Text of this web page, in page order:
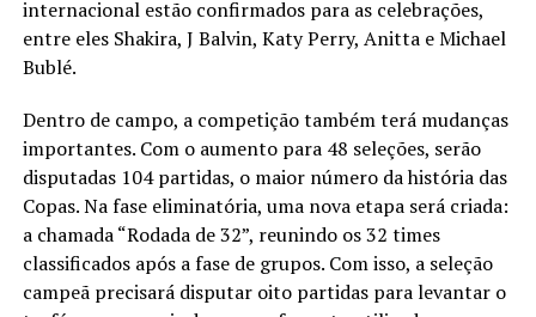
internacional estão confirmados para as celebrações,
entre eles Shakira, J Balvin, Katy Perry, Anitta e Michael
Bublé.
Dentro de campo, a competição também terá mudanças
importantes. Com o aumento para 48 seleções, serão
disputadas 104 partidas, o maior número da história das
Copas. Na fase eliminatória, uma nova etapa será criada:
a chamada “Rodada de 32”, reunindo os 32 times
classificados após a fase de grupos. Com isso, a seleção
campeã precisará disputar oito partidas para levantar o